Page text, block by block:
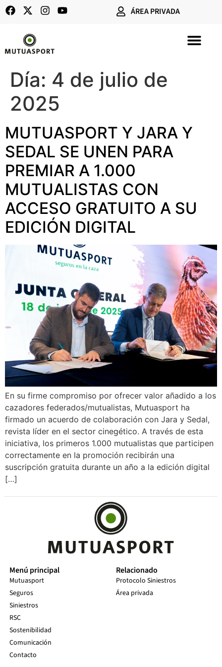
ÁREA PRIVADA
Día: 4 de julio de
2025
MUTUASPORT Y JARA Y
SEDAL SE UNEN PARA
PREMIAR A 1.000
MUTUALISTAS CON
ACCESO GRATUITO A SU
EDICIÓN DIGITAL
En su firme compromiso por ofrecer valor añadido a los
cazadores federados/mutualistas, Mutuasport ha
firmado un acuerdo de colaboración con Jara y Sedal,
revista líder en el sector cinegético. A través de esta
iniciativa, los primeros 1.000 mutualistas que participen
correctamente en la promoción recibirán una
suscripción gratuita durante un año a la edición digital
[…]
Menú principal
Mutuasport
Seguros
Siniestros
RSC
Sostenibilidad
Comunicación
Contacto
Relacionado
Protocolo Siniestros
Área privada